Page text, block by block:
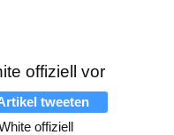
offiziell vor
tweeten
offiziell